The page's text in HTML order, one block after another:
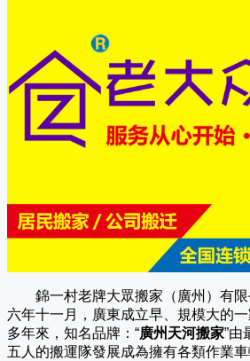
錦一村老牌大眾搬家（廣州）有限
六年十一月，廣東成立早、規模大的
多年來，知名品牌：“廣州天河搬家”由
五人的搬運隊發展成為擁有各類作業